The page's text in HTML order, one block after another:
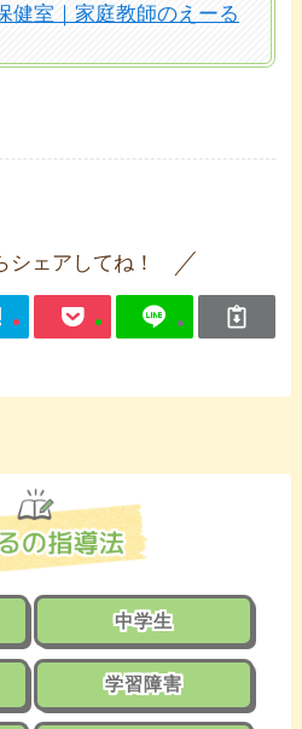
健室｜家庭教師のえーる
シェアしてね！
中学生
学習障害